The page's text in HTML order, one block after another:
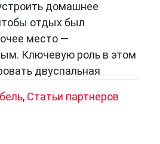
домашнее
отдых был
место —
Ключевую роль в этом
двуспальная
, Статьи партнеров